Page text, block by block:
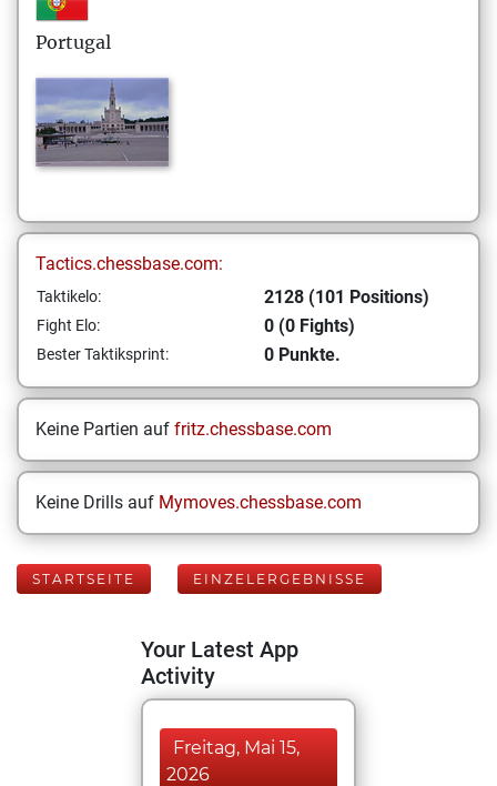
Portugal
Tactics.chessbase.com:
Taktikelo: 2128 (101 Positions)
Fight Elo: 0 (0 Fights)
Bester Taktiksprint: 0 Punkte.
Keine Partien auf fritz.chessbase.com
Keine Drills auf Mymoves.chessbase.com
STARTSEITE EINZELERGEBNISSE
Your Latest App
Activity
Freitag, Mai 15,
2026